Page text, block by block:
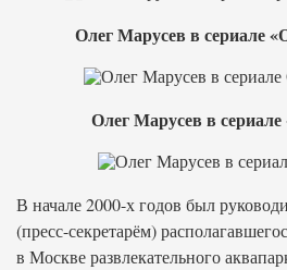
Олег Марусев в сериале
Олег Марусев в
В начале 2000-х годов был
(пресс-секретарём)
в Москве развлекательного